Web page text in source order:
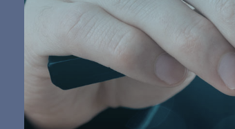
สำคัญ
อนุกรรมการ
คณะผู้บริหาร
นโยบายด้าน
การบริหาร
ทรัพยากร